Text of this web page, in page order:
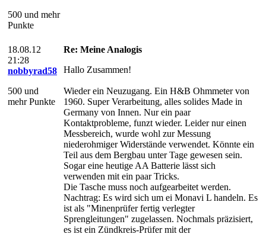
500 und mehr
Punkte
18.08.12
21:28
nobbyrad58
500 und
mehr Punkte
Re: Meine Analogis
Hallo Zusammen!
Wieder ein Neuzugang. Ein H&B Ohmmeter von
1960. Super Verarbeitung, alles solides Made in
Germany von Innen. Nur ein paar
Kontaktprobleme, funzt wieder. Leider nur einen
Messbereich, wurde wohl zur Messung
niederohmiger Widerstände verwendet. Könnte ein
Teil aus dem Bergbau unter Tage gewesen sein.
Sogar eine heutige AA Batterie lässt sich
verwenden mit ein paar Tricks.
Die Tasche muss noch aufgearbeitet werden.
Nachtrag: Es wird sich um ei Monavi L handeln. Es
ist als "Minenprüfer fertig verlegter
Sprengleitungen" zugelassen. Nochmals präzisiert,
es ist ein Zündkreis-Prüfer mit der